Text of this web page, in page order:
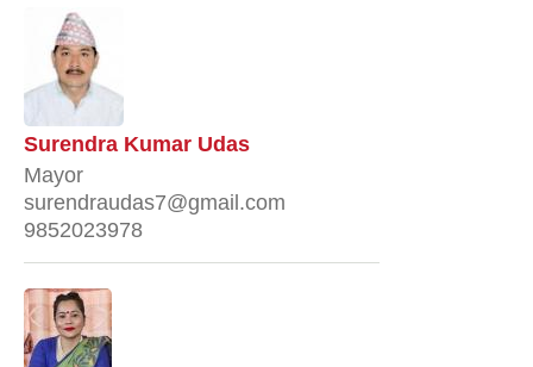
Surendra Kumar Udas
Mayor
surendraudas7@gmail.com
9852023978